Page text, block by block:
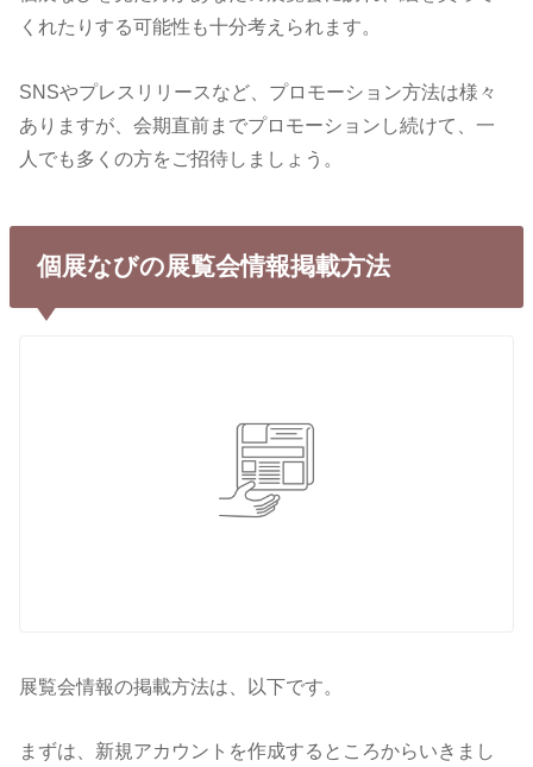
くれたりする可能性も十分考えられます。
SNSやプレスリリースなど、プロモーション方法は様々
ありますが、会期直前までプロモーションし続けて、一
人でも多くの方をご招待しましょう。
個展なびの展覧会情報掲載方法
展覧会情報の掲載方法は、以下です。
まずは、新規アカウントを作成するところからいきまし